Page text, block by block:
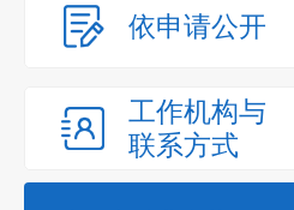
依申请公开
工作机构与
联系方式